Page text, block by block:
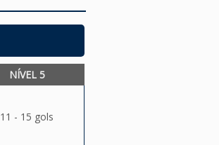
NÍVEL 5
11 - 15 gols